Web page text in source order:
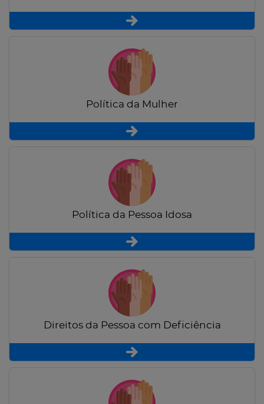
Política da Mulher
Política da Pessoa Idosa
Direitos da Pessoa com Deficiência